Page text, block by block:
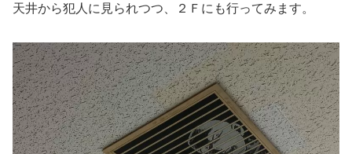
天井から犯人に見られつつ、２Ｆにも行ってみます。